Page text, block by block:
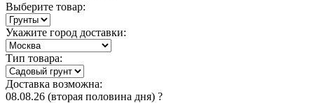
Выберите товар:
Укажите город доставки:
Тип товара:
Доставка возможна:
08.08.26 (вторая половина дня) ?